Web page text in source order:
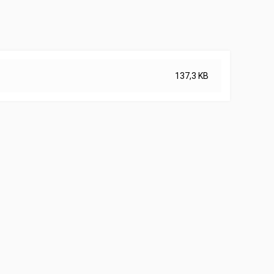
137,3 KB